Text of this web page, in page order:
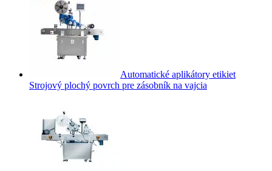
Automatické aplikátory etikiet
Strojový plochý povrch pre zásobník na vajcia